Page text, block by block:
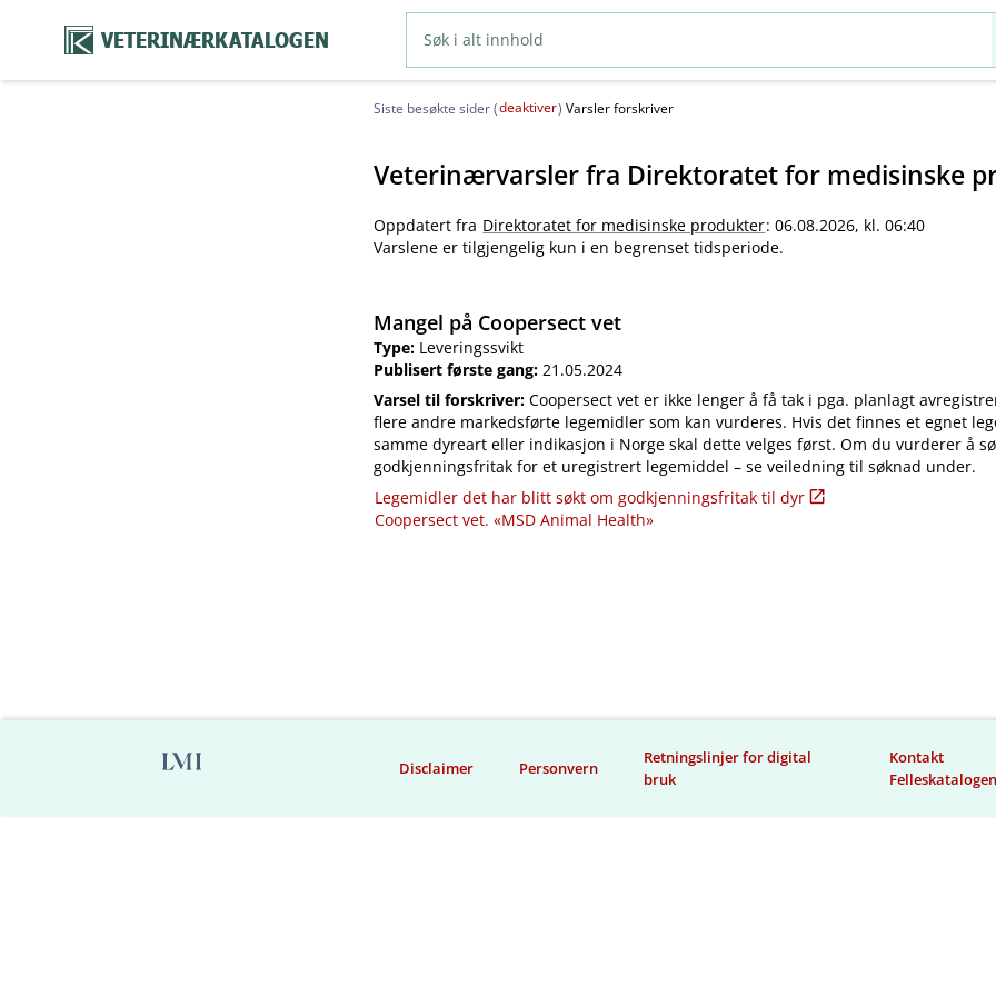
VETERINÆRKATALOGEN
Siste besøkte sider (deaktiver) Varsler forskriver
Veterinærvarsler fra Direktoratet for medisinske
Oppdatert fra Direktoratet for medisinske produkter: 06.08.2026, kl. 06:40
Varslene er tilgjengelig kun i en begrenset tidsperiode.
Mangel på Coopersect vet
Type: Leveringssvikt
Publisert første gang:21.05.2024
Varsel til forskriver:Coopersect vet er ikke lenger å få tak i pga. planlagt
flere andre markedsførte legemidler som kan vurderes. Hvis det finnes et egnet
samme dyreart eller indikasjon i Norge skal dette velges først. Om du vurderer å
godkjenningsfritak for et uregistrert legemiddel – se veiledning til søknad under.
Legemidler det har blitt søkt om godkjenningsfritak til dyr
Coopersect vet. «MSD Animal Health»
Disclaimer Personvern
Retningslinjer for digital
bruk
Kontakt
Felleskatalogen